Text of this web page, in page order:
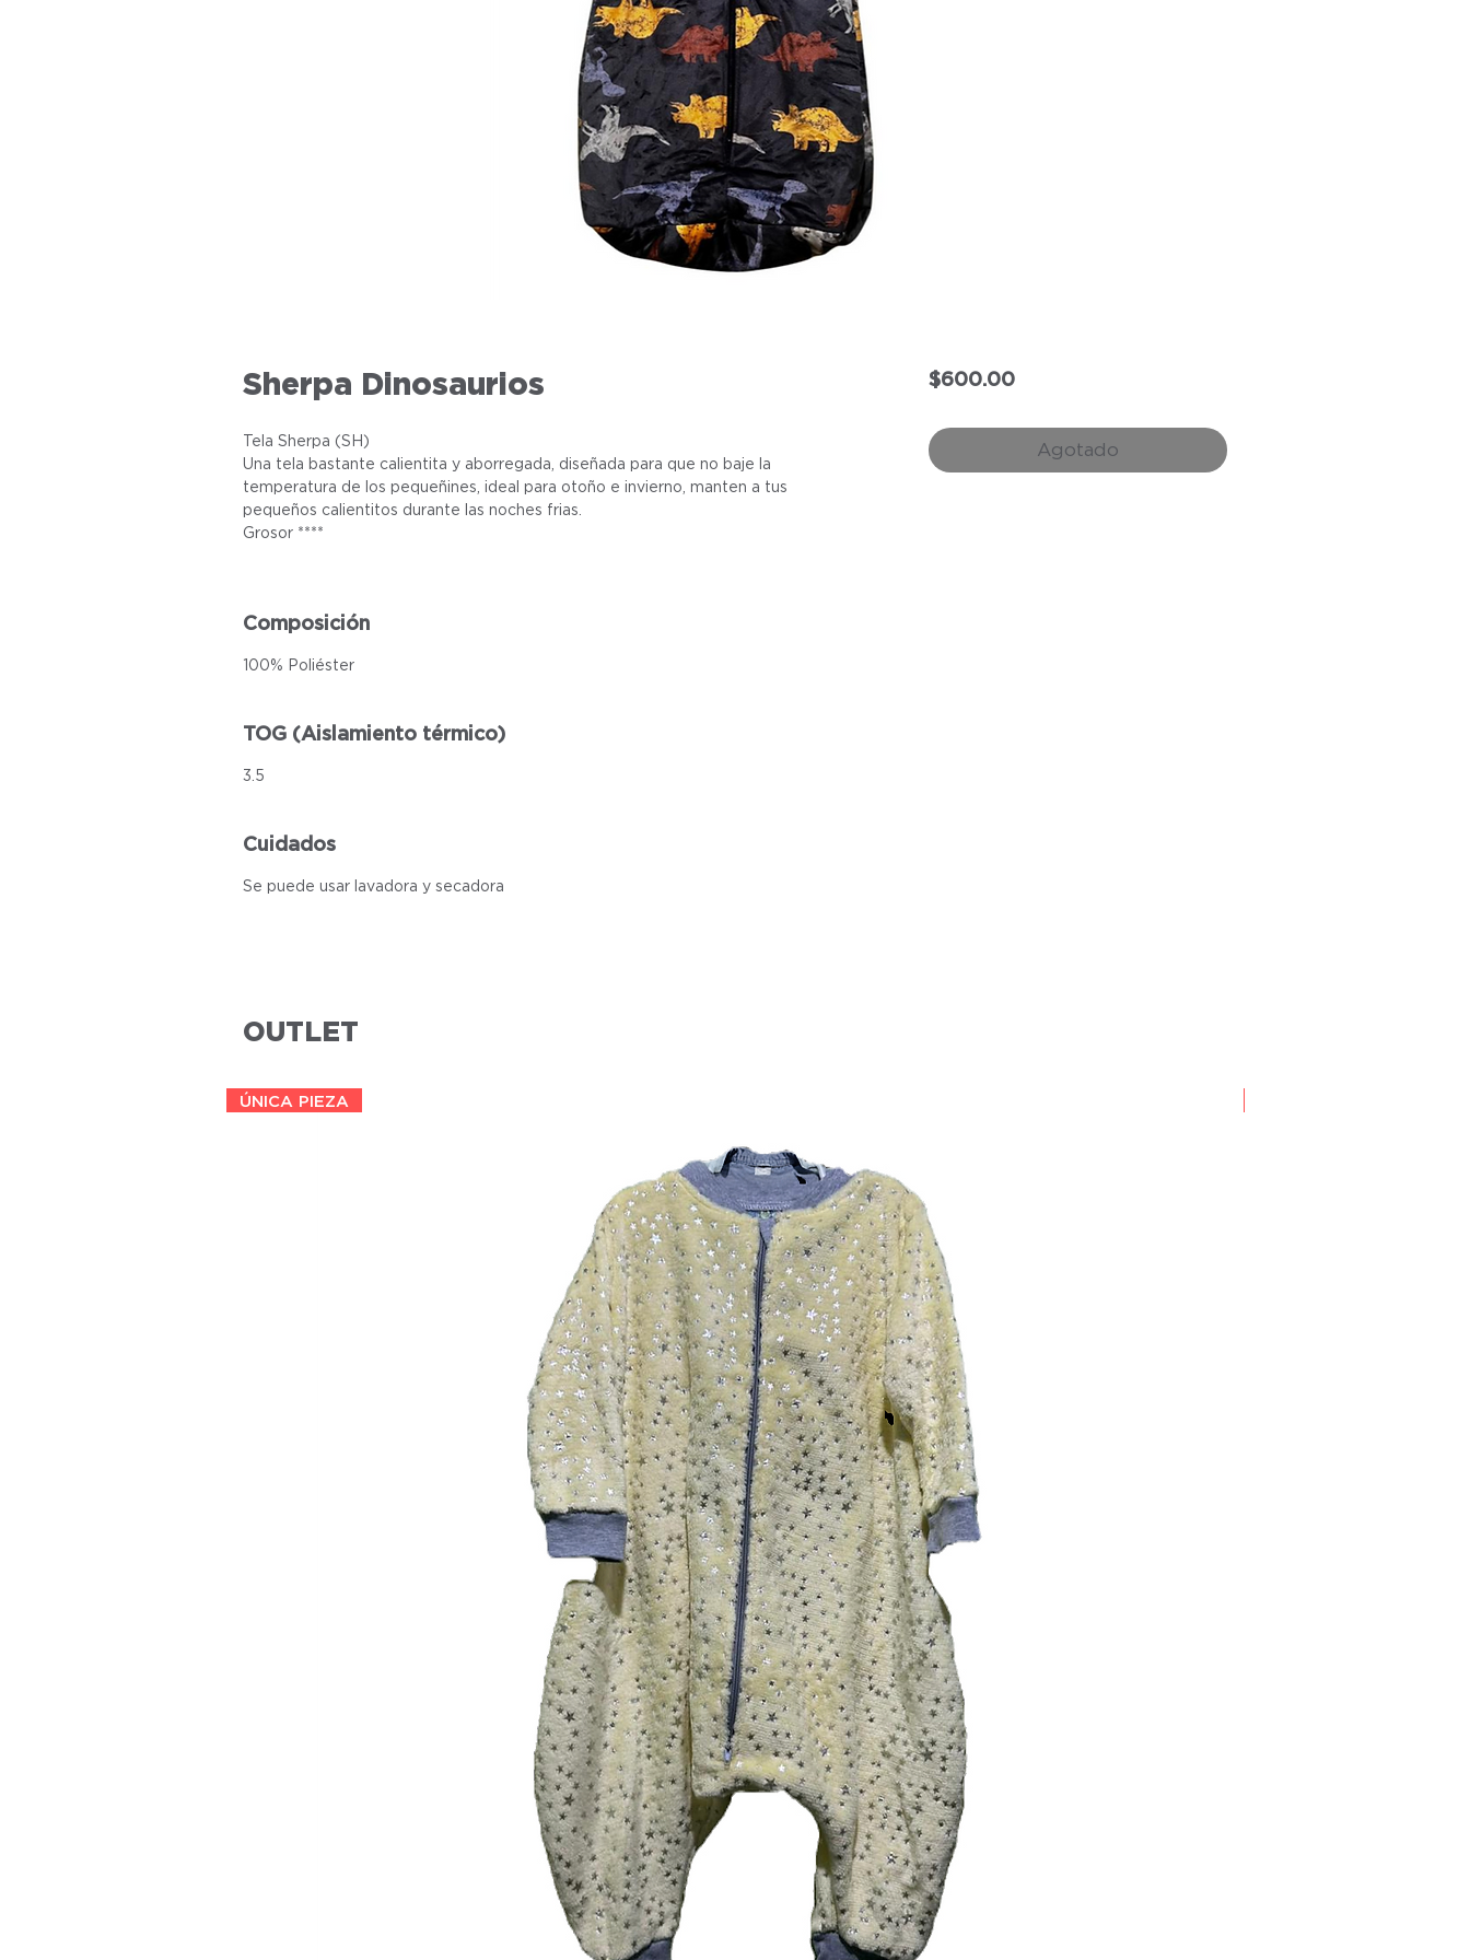
Sherpa Dinosaurios
Tela Sherpa (SH)
Una tela bastante calientita y aborregada, diseñada para que no baje la
temperatura de los pequeñines, ideal para otoño e invierno, manten a tus
pequeños calientitos durante las noches frias.
Grosor ****
Composición
100% Poliéster
TOG (Aislamiento térmico)
3.5
Cuidados
Se puede usar lavadora y secadora
$600.00Precio
Agotado
OUTLET
ÚNICA PIEZA